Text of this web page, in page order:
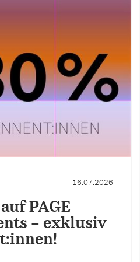
16.07.2026
PAGE
– exklusiv